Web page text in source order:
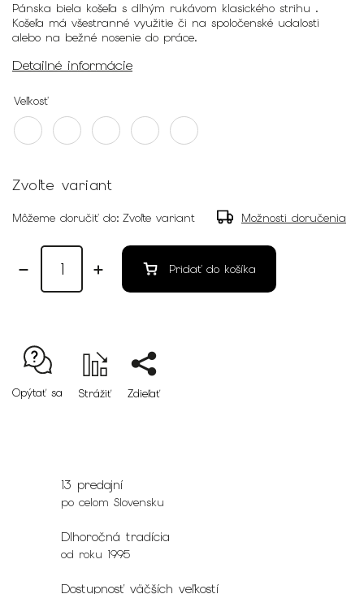
Pánska biela košeľa s dlhým rukávom klasického strihu .
Košeľa má všestranné využitie či na spoločenské udalosti
alebo na bežné nosenie do práce.
Detailné informácie
Veľkosť
Zvoľte variant
Môžeme doručiť do: Zvoľte variant Možnosti doručenia
Pridať do košíka
Opýtať sa Strážiť Zdieľať
13 predajní
po celom Slovensku
Dlhoročná tradícia
od roku 1995
Dostupnosť väčších veľkostí